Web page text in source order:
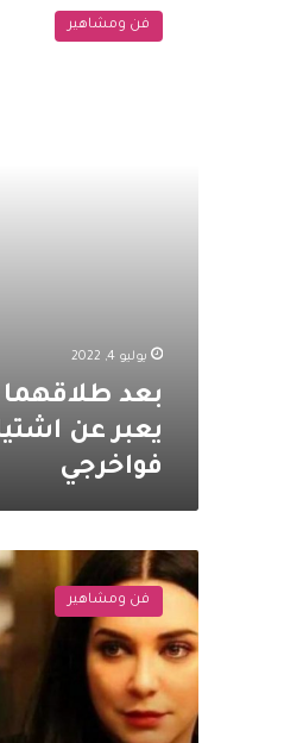
طلاقهما
فن ومشاهير
يوليو 4, 2022
بعد
يعبر عن
فواخرجي
انفصالهما
وائل
رمضان
يتغزل
بـ
سلاف
فن ومشاهير